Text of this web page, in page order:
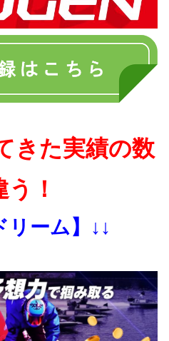
きた実績の数
！
リーム】↓↓